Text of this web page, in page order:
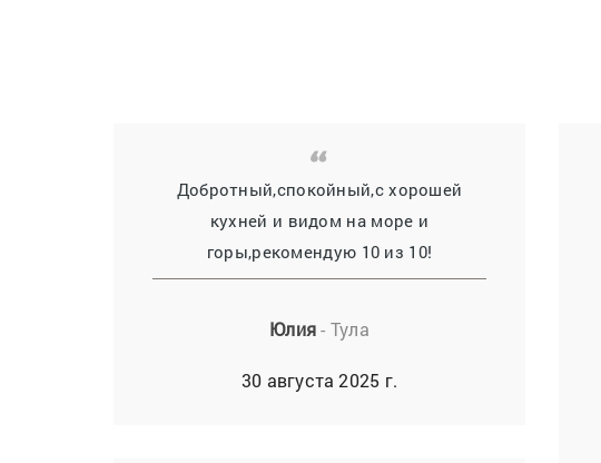
Добротный,спокойный,с хорошей
кухней и видом на море и
горы,рекомендую 10 из 10!
Юлия- Тула
30 августа 2025 г.